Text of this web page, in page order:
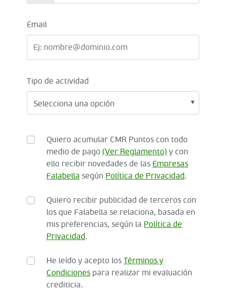
Email
Tipo de actividad
Quiero acumular CMR Puntos con todo
medio de pago (Ver Reglamento) y con
ello recibir novedades de las Empresas
Falabella según Política de Privacidad.
Quiero recibir publicidad de terceros con
los que Falabella se relaciona, basada en
mis preferencias, según la Política de
Privacidad.
He leído y acepto los Términos y
Condiciones para realizar mi evaluación
crediticia.